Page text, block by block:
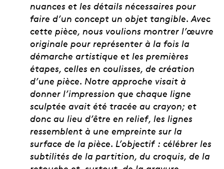
nuances et les détails nécessaires pour
faire d’un concept un objet tangible. Avec
cette pièce, nous voulions montrer l’œuvre
originale pour représenter à la fois la
démarche artistique et les premières
étapes, celles en coulisses, de création
d’une pièce. Notre approche visait à
donner l’impression que chaque ligne
sculptée avait été tracée au crayon; et
donc au lieu d’être en relief, les lignes
ressemblent à une empreinte sur la
surface de la pièce. L’objectif : célébrer les
subtilités de la partition, du croquis, de la